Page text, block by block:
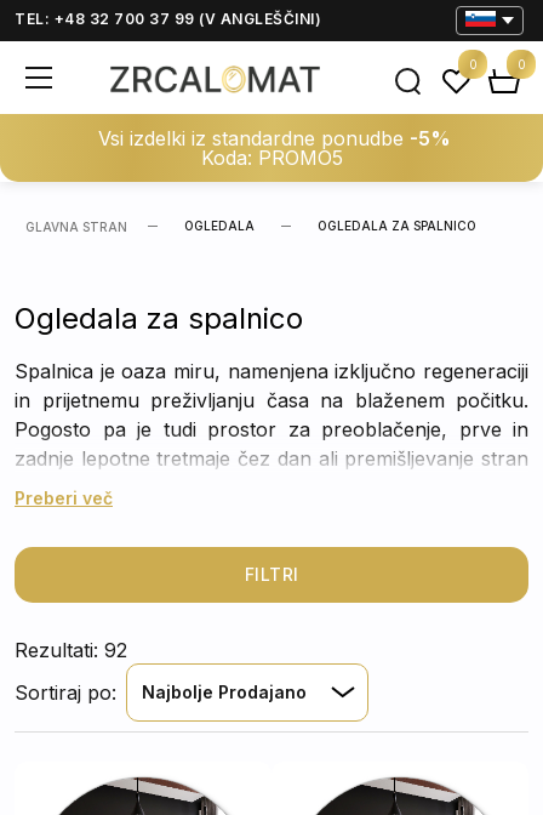
TEL: +48 32 700 37 99 (V ANGLEŠČINI)
Vsi izdelki iz standardne ponudbe -5%
Koda: PROMO5
0 0
GLAVNA STRAN OGLEDALA OGLEDALA ZA SPALNICO
Ogledala za spalnico
Spalnica je oaza miru, namenjena izključno regeneraciji
in prijetnemu preživljanju časa na blaženem počitku.
Pogosto pa je tudi prostor za preoblačenje, prve in
zadnje lepotne tretmaje čez dan ali premišljevanje stran
od hišnega vrveža. Zato je
takšnega, ki bo popolnoma ustrezal njegovemu
značaju in potrebam uporabnikov.
Preberi več
FILTRI
Rezultati: 92
Sortiraj po:
Najbolje Prodajano